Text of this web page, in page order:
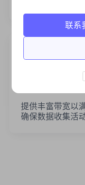
提供丰富带宽以
确保数据收集活
联系